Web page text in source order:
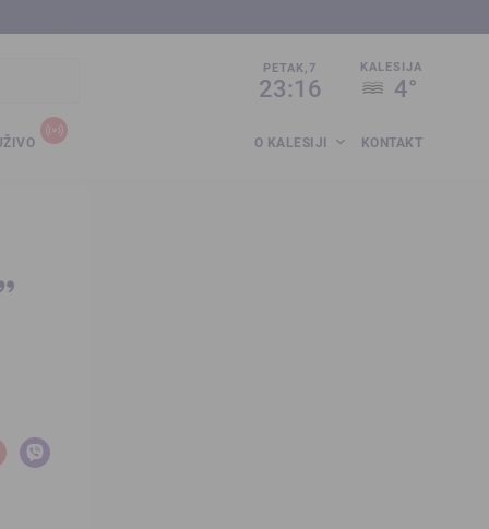
PETAK,7
23:16
KALESIJA
4°
O KALESIJI KONTAKT